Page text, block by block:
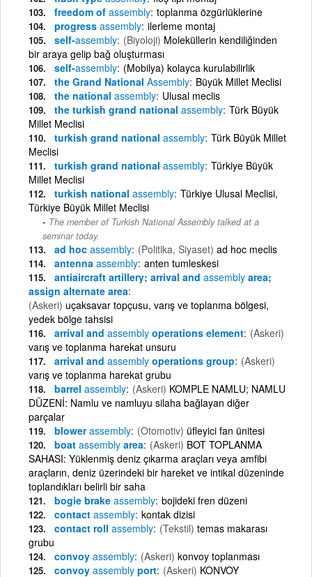
freedom of assembly toplanma özgürlüklerine
progress assembly ilerleme montaj
self-assembly (Biyoloji) Moleküllerin kendiliğinden
bir araya gelip bağ oluşturması
self-assembly (Mobilya) kolayca kurulabilirlik
the Grand National Assembly Büyük Millet Meclisi
the national assembly Ulusal meclis
the turkish grand national assembly Türk Büyük
Millet Meclisi
turkish grand national assembly Türk Büyük Millet
Meclisi
turkish grand national assembly Türkiye Büyük
Millet Meclisi
turkish national assembly Türkiye Ulusal Meclisi,
Türkiye Büyük Millet Meclisi
The member of Turkish National Assembly talked at a
seminar today.
ad hoc assembly (Politika, Siyaset) ad hoc meclis
antenna assembly anten tumleskesi
antiaircraft artillery; arrival and assembly area;
assign alternate area
(Askeri) uçaksavar topçusu, varış ve toplanma bölgesi,
yedek bölge tahsisi
arrival and assembly operations element (Askeri)
varış ve toplanma harekat unsuru
arrival and assembly operations group (Askeri)
varış ve toplanma harekat grubu
barrel assembly (Askeri) KOMPLE NAMLU; NAMLU
DÜZENİ: Namlu ve namluyu silaha bağlayan diğer
parçalar
blowerassembly (Otomotiv) üfleyici fan ünitesi
boat assembly area (Askeri) BOT TOPLANMA
SAHASI: Yüklenmiş deniz çıkarma araçları veya amfibi
araçların, deniz üzerindeki bir hareket ve intikal düzeninde
toplandıkları belirli bir saha
bogie brake assembly bojideki fren düzeni
contact assembly kontak dizisi
contact roll assembly (Tekstil) temas makarası
grubu
convoy assembly (Askeri) konvoy toplanması
convoy assembly port (Askeri) KONVOY